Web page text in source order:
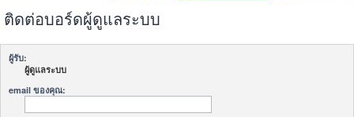
ติดต่อบอร์ดผู้ดูแลระบบ
ผู้รับ:
ผู้ดูแลระบบ
email ของคุณ: